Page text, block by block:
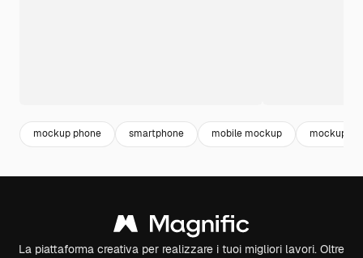
mockup phone smartphone mobile mockup mockup
La piattaforma creativa per realizzare i tuoi migliori lavori. Oltre